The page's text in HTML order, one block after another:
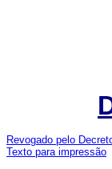
Revogado pelo
Texto para impressão